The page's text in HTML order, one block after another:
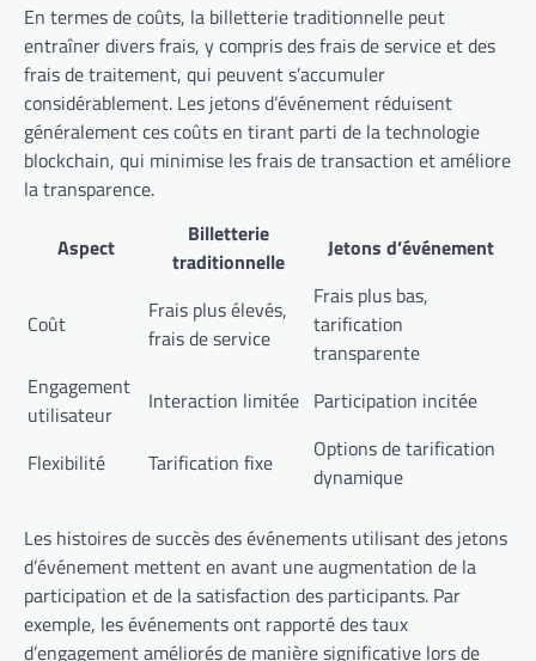
En termes de coûts, la billetterie traditionnelle peut
entraîner divers frais, y compris des frais de service et des
frais de traitement, qui peuvent s’accumuler
considérablement. Les jetons d’événement réduisent
généralement ces coûts en tirant parti de la technologie
blockchain, qui minimise les frais de transaction et améliore
la transparence.
Aspect
Billetterie
traditionnelle
Jetons d’événement
Coût
Frais plus élevés,
frais de service
Frais plus bas,
tarification
transparente
Engagement
utilisateur
Interaction limitée Participation incitée
Flexibilité Tarification fixe
Options de tarification
dynamique
Les histoires de succès des événements utilisant des jetons
d’événement mettent en avant une augmentation de la
participation et de la satisfaction des participants. Par
exemple, les événements ont rapporté des taux
d’engagement améliorés de manière significative lors de